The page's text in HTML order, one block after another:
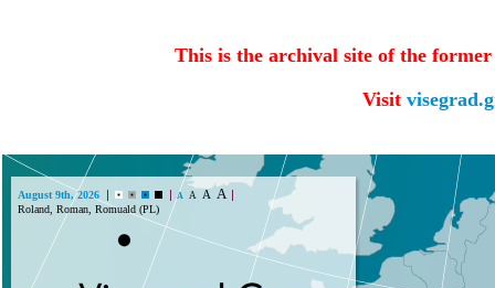
This is the archival site of the
Visit
August 9th, 2026 A A A A
Roland, Roman, Romuald (PL)